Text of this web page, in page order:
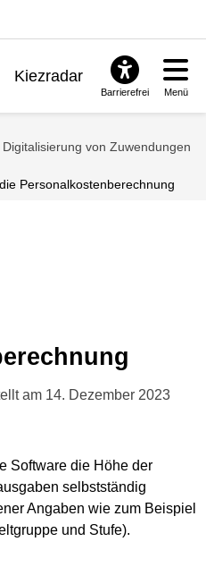
Kiezradar
Barrierefrei Menü
von Zuwendungen
Personalkostenberechnung
am 14. Dezember 2023
Software die Höhe der
selbstständig
Angaben wie zum Beispiel
und Stufe).